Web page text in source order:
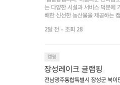
는 다양한 시설과 서비스 덕분에
배한 신선한 농산물을 제공하는
캠퍼들이 탐험과 모험의 짜릿
은 숙면을 취할 수 있는 기회를
순한 캠핑 그 이상을 제공하며,
2달 전 조회 28
캠핑
장성레이크 글램핑
전남광주통합특별시 장성군 북이